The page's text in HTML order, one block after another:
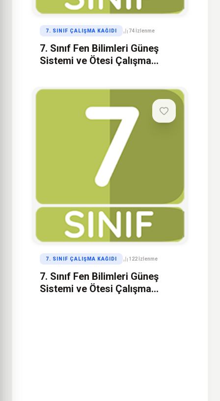
7. SINIF ÇALIŞMA KAĞIDI 74 İzlenme
7. Sınıf Fen Bilimleri Güneş
Sistemi ve Ötesi Çalışma
7. SINIF ÇALIŞMA KAĞIDI 122 İzlenme
7. Sınıf Fen Bilimleri Güneş
Sistemi ve Ötesi Çalışma